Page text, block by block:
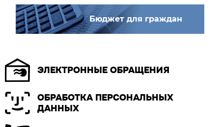
Бюджет для граждан
ЭЛЕКТРОННЫЕ ОБРАЩЕНИЯ
ОБРАБОТКА ПЕРСОНАЛЬНЫХ
ДАННЫХ